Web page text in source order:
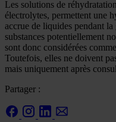
Les solutions de
électrolytes, permettent une
accrue de liquides pendant la
substances potentiellement
sont donc considérées
Toutefois, elles ne doivent
mais uniquement après
Partager :